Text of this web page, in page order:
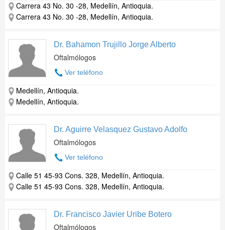
Carrera 43 No. 30 -28, Medellín, Antioquia.
Carrera 43 No. 30 -28, Medellín, Antioquia.
Dr. Bahamon Trujillo Jorge Alberto
Oftalmólogos
Ver teléfono
Medellín, Antioquia.
Medellín, Antioquia.
Dr. Aguirre Velasquez Gustavo Adolfo
Oftalmólogos
Ver teléfono
Calle 51 45-93 Cons. 328, Medellín, Antioquia.
Calle 51 45-93 Cons. 328, Medellín, Antioquia.
Dr. Francisco Javier Uribe Botero
Oftalmólogos